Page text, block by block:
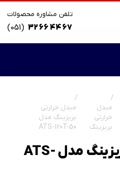
تلفن مشاوره محصولات
(051) 32 66 44 67
مبدل
حرارتی
بریزینگ
مبدل حرارتی
بریزینگ مدل
ATS-120T-50
مبدل حرارتی بریزینگ مدل ATS-